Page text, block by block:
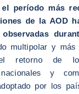
período más
de la AOD
multipolar y más
retorno de
nacionales y
por los